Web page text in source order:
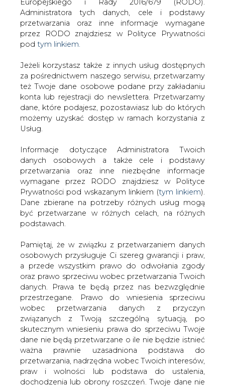
WŁĄCZ CIRE.TV
Administratora tych danych, cele i podstawy
przetwarzania oraz inne informacje wymagane
przez RODO znajdziesz w Polityce Prywatności
pod tym linkiem.
Jeżeli korzystasz także z innych usług dostępnych
za pośrednictwem naszego serwisu, przetwarzamy
też Twoje dane osobowe podane przy zakładaniu
konta lub rejestracji do newslettera. Przetwarzamy
dane, które podajesz, pozostawiasz lub do których
możemy uzyskać dostęp w ramach korzystania z
Usług.
Informacje dotyczące Administratora Twoich
danych osobowych a także cele i podstawy
przetwarzania oraz inne niezbędne informacje
wymagane przez RODO znajdziesz w Polityce
Prywatności pod wskazanym linkiem (tym linkiem).
Dane zbierane na potrzeby różnych usług mogą
być przetwarzane w różnych celach, na różnych
podstawach.
Pamiętaj, że w związku z przetwarzaniem danych
osobowych przysługuje Ci szereg gwarancji i praw,
a przede wszystkim prawo do odwołania zgody
oraz prawo sprzeciwu wobec przetwarzania Twoich
danych. Prawa te będą przez nas bezwzględnie
przestrzegane. Prawo do wniesienia sprzeciwu
wobec przetwarzania danych z przyczyn
związanych z Twoją szczególną sytuacją, po
skutecznym wniesieniu prawa do sprzeciwu Twoje
dane nie będą przetwarzane o ile nie będzie istnieć
ważna prawnie uzasadniona podstawa do
przetwarzania, nadrzędna wobec Twoich interesów,
praw i wolności lub podstawa do ustalenia,
dochodzenia lub obrony roszczeń. Twoje dane nie
Strona główna SERWIS INFORMACYJNY CIRE 24
Elektrimu: na decyzje trzeba czekać
2001-05-24 00:00
skomentuj
udostępnij:
RN Elektrimu: na decyzje trzeba
czekać
Pierwsze posiedzenie nowo powołanej
rady nadzorczej Elektrimu, które
rozpoczęło się w południe 22 maja,
zostało przerwane o 2 w nocy i zostanie
dokończone jutro.
Żadnych decyzji - ani personalnych, ani biznesowych -
rada nie podjęła. Według naszych informacji, nie należy
się ich także spodziewać jutro.